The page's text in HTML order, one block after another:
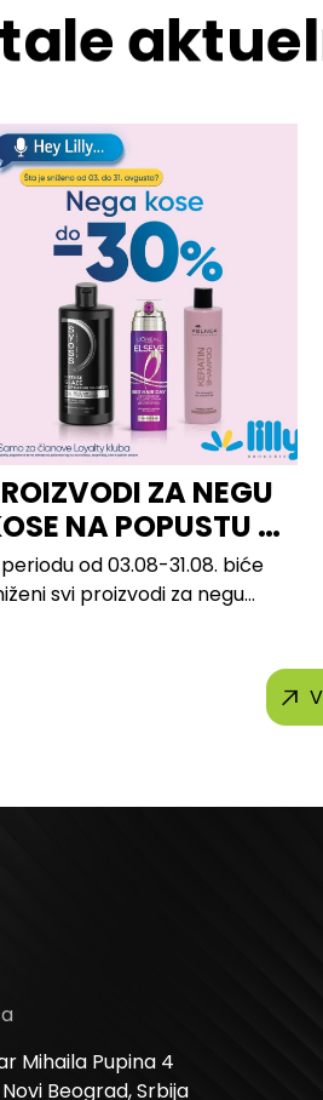
ZA NEGU
NA POPUSTU U
od 03.08-31.08. biće
svi proizvodi za negu
Mihaila Pupina 4
Novi Beograd, Srbija